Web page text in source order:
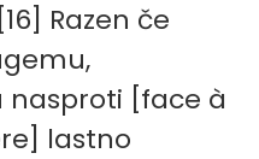
Razen če
nasproti [face à
lastno